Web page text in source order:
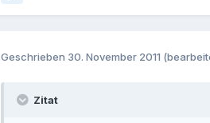
Geschrieben 30. November 2011
Zitat